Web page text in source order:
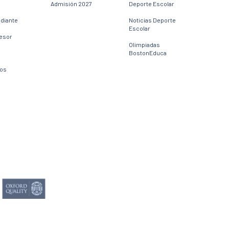
Admisión 2027 Deporte Escolar
Noticias Deporte
Escolar
Olimpiadas
BostonEduca